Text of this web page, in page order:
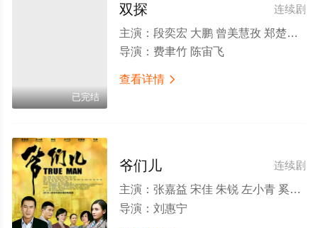
已完结
连续剧
双探
主演： 段奕宏 大鹏 曾美慧孜 郑楚一 张国强 邢佳栋 刘威葳 刘亦然 申琦 张林 衣云鹤 冯兵 董博 朱梓瑜 程禹森 魏震 李乃文 陈明昊 高峰 周铁 朱辉 赵芮
导演： 费聿竹 陈宙飞
查看详情 
连续剧
爷们儿
主演： 张嘉益 宋佳 朱锐 左小青 奚美娟 罗昱焜 孔琳 李乃文 孙浩 陈小艺 侯传杲
导演： 刘惠宁